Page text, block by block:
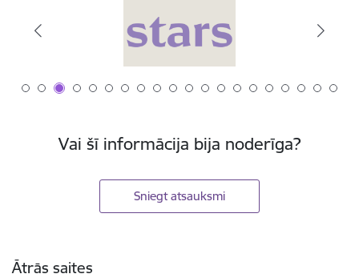
Vai šī informācija bija noderīga?
Sniegt atsauksmi
Ātrās saites